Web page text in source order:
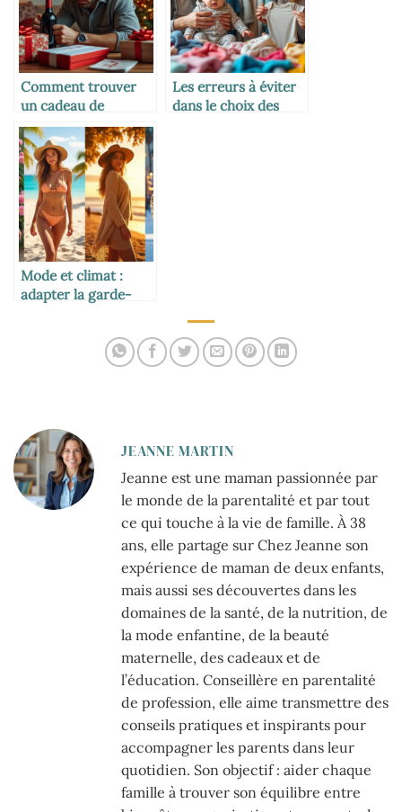
Comment trouver
un cadeau de
dernière minute
efficace
Les erreurs à éviter
dans le choix des
Mode et climat :
adapter la garde-
JEANNE MARTIN
Jeanne est une maman passionnée par
le monde de la parentalité et par tout
ce qui touche à la vie de famille. À 38
ans, elle partage sur Chez Jeanne son
expérience de maman de deux enfants,
mais aussi ses découvertes dans les
domaines de la santé, de la nutrition, de
la mode enfantine, de la beauté
maternelle, des cadeaux et de
l’éducation. Conseillère en parentalité
de profession, elle aime transmettre des
conseils pratiques et inspirants pour
accompagner les parents dans leur
quotidien. Son objectif : aider chaque
famille à trouver son équilibre entre